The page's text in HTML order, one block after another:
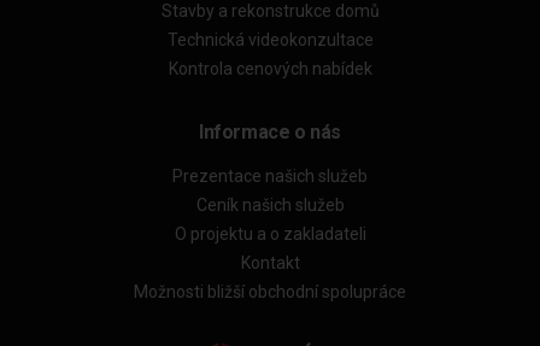
Stavby a rekonstrukce domů
Technická videokonzultace
Kontrola cenových nabídek
Informace o nás
Prezentace našich služeb
Ceník našich služeb
O projektu a o zakladateli
Kontakt
Možnosti bližší obchodní spolupráce